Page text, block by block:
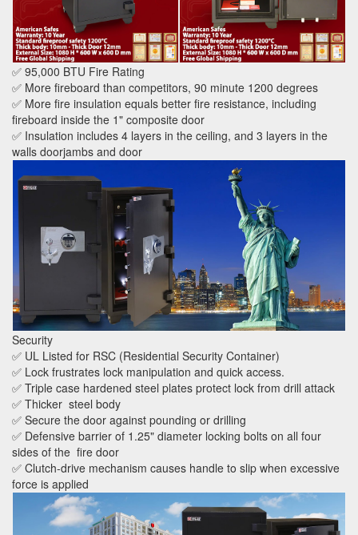
✅ 95,000 BTU Fire Rating
✅ More fireboard than competitors, 90 minute 1200 degrees
✅ More fire insulation equals better fire resistance, including
fireboard inside the 1" composite door
✅ Insulation includes 4 layers in the ceiling, and 3 layers in the
walls doorjambs and door
Security
✅ UL Listed for RSC (Residential Security Container)
✅ Lock frustrates lock manipulation and quick access.
✅ Triple case hardened steel plates protect lock from drill attack
✅ Thicker steel body
✅ Secure the door against pounding or drilling
✅ Defensive barrier of 1.25" diameter locking bolts on all four
sides of the fire door
✅ Clutch-drive mechanism causes handle to slip when excessive
force is applied